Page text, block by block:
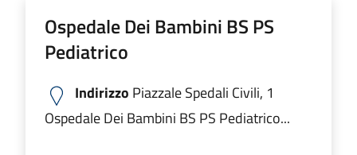
Ospedale Dei Bambini BS PS
Pediatrico
Indirizzo Piazzale Spedali Civili, 1
Ospedale Dei Bambini BS PS Pediatrico...